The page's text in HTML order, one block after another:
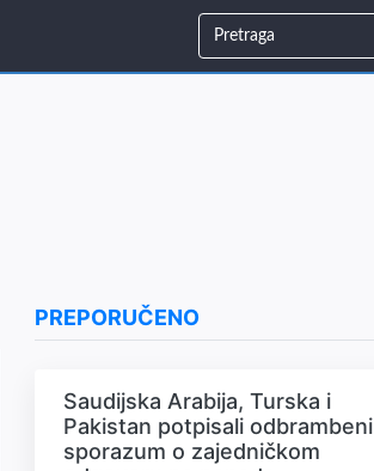
PREPORUČENO
Saudijska Arabija, Turska i
Pakistan potpisali odbrambeni
sporazum o zajedničkom